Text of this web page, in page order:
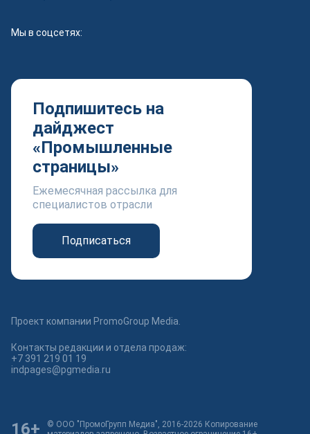
Мы в соцсетях:
Подпишитесь на
дайджест
«Промышленные
страницы»
Ежемесячная рассылка для
специалистов отрасли
Подписаться
Проект компании PromoGroup Media.
Контакты редакции и отдела продаж:
+7 391 219 01 19
indpages@pgmedia.ru
© ООО "ПромоГрупп Медиа", 2016-2026 Копирование
16+